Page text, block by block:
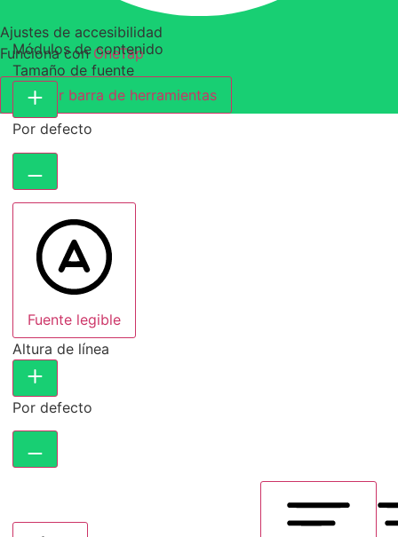
Ajustes de accesibilidad
Funciona conOneTap
Ocultar barra de herramientas
Módulos de contenido
Tamaño de fuente
Por defecto
Fuente legible
Altura de línea
Por defecto